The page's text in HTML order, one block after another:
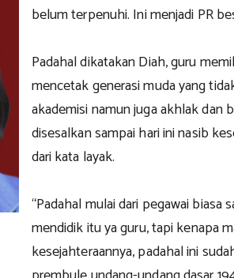
belum terpenuhi. Ini menjadi PR
Padahal dikatakan Diah, guru
mencetak generasi muda yang
akademisi namun juga akhlak dan
disesalkan sampai hari ini nasib
dari kata layak.
“Padahal mulai dari pegawai biasa
mendidik itu ya guru, tapi kenapa
kesejahteraannya, padahal ini